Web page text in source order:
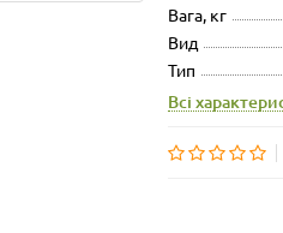
Вага, кг
Вид
Тип
Всі